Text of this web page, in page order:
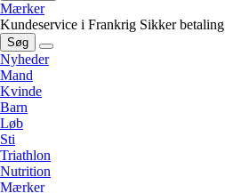
Mærker
Kundeservice i Frankrig Sikker betaling
Søg
Nyheder
Mand
Kvinde
Barn
Løb
Sti
Triathlon
Nutrition
Mærker